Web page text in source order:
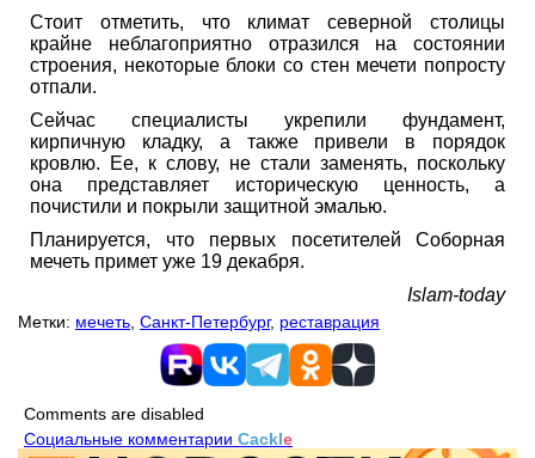
Стоит отметить, что климат северной столицы
крайне неблагоприятно отразился на состоянии
строения, некоторые блоки со стен мечети попросту
отпали.
Сейчас специалисты укрепили фундамент,
кирпичную кладку, а также привели в порядок
кровлю. Ее, к слову, не стали заменять, поскольку
она представляет историческую ценность, а
почистили и покрыли защитной эмалью.
Планируется, что первых посетителей Соборная
мечеть примет уже 19 декабря.
Islam-today
Метки: мечеть Санкт-Петербург, реставрация
Comments are disabled
Социальные комментарии Cackle